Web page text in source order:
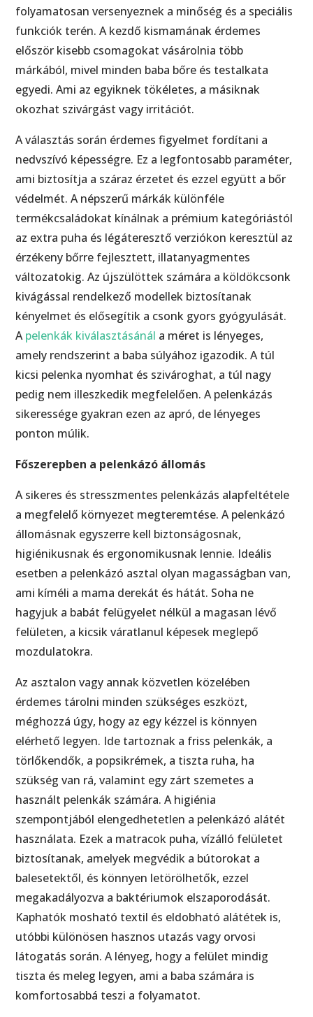
folyamatosan versenyeznek a minőség és a speciális
funkciók terén. A kezdő kismamának érdemes
először kisebb csomagokat vásárolnia több
márkából, mivel minden baba bőre és testalkata
egyedi. Ami az egyiknek tökéletes, a másiknak
okozhat szivárgást vagy irritációt.
A választás során érdemes figyelmet fordítani a
nedvszívó képességre. Ez a legfontosabb paraméter,
ami biztosítja a száraz érzetet és ezzel együtt a bőr
védelmét. A népszerű márkák különféle
termékcsaládokat kínálnak a prémium kategóriástól
az extra puha és légáteresztő verziókon keresztül az
érzékeny bőrre fejlesztett, illatanyagmentes
változatokig. Az újszülöttek számára a köldökcsonk
kivágással rendelkező modellek biztosítanak
kényelmet és elősegítik a csonk gyors gyógyulását.
Apelenkák kiválasztásánál a méret is lényeges,
amely rendszerint a baba súlyához igazodik. A túl
kicsi pelenka nyomhat és szivároghat, a túl nagy
pedig nem illeszkedik megfelelően. A pelenkázás
sikeressége gyakran ezen az apró, de lényeges
ponton múlik.
Főszerepben a pelenkázó állomás
A sikeres és stresszmentes pelenkázás alapfeltétele
a megfelelő környezet megteremtése. A pelenkázó
állomásnak egyszerre kell biztonságosnak,
higiénikusnak és ergonomikusnak lennie. Ideális
esetben a pelenkázó asztal olyan magasságban van,
ami kíméli a mama derekát és hátát. Soha ne
hagyjuk a babát felügyelet nélkül a magasan lévő
felületen, a kicsik váratlanul képesek meglepő
mozdulatokra.
Az asztalon vagy annak közvetlen közelében
érdemes tárolni minden szükséges eszközt,
méghozzá úgy, hogy az egy kézzel is könnyen
elérhető legyen. Ide tartoznak a friss pelenkák, a
törlőkendők, a popsikrémek, a tiszta ruha, ha
szükség van rá, valamint egy zárt szemetes a
használt pelenkák számára. A higiénia
szempontjából elengedhetetlen a pelenkázó alátét
használata. Ezek a matracok puha, vízálló felületet
biztosítanak, amelyek megvédik a bútorokat a
balesetektől, és könnyen letörölhetők, ezzel
megakadályozva a baktériumok elszaporodását.
Kaphatók mosható textil és eldobható alátétek is,
utóbbi különösen hasznos utazás vagy orvosi
látogatás során. A lényeg, hogy a felület mindig
tiszta és meleg legyen, ami a baba számára is
komfortosabbá teszi a folyamatot.